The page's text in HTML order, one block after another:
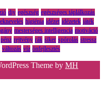
diy egészség egészséges táplálkozás
higiénia idézet idézetek játék
mesterséges intelligencia motiváció
pénz rejtvény rák siker spórolás stressz
változás víz önfejlesztés
Theme by MH